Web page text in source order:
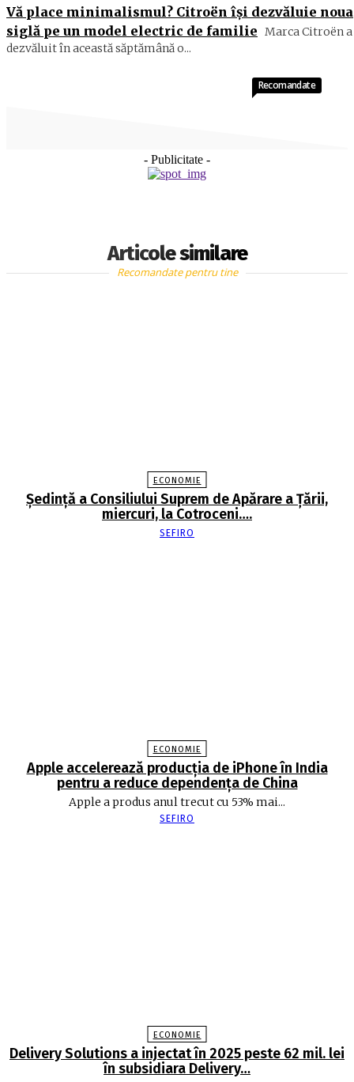
Vă place minimalismul? Citroën își dezvăluie noua
siglă pe un model electric de familie Marca Citroën a
dezvăluit în această săptămână o...
- Publicitate -
Articole similare
Recomandate
Recomandate pentru tine
ECONOMIE
Şedinţă a Consiliului Suprem de Apărare a Ţării,
miercuri, la Cotroceni….
SEFIRO
ECONOMIE
Apple accelerează producția de iPhone în India
pentru a reduce dependența de China
Apple a produs anul trecut cu 53% mai...
SEFIRO
ECONOMIE
Delivery Solutions a injectat în 2025 peste 62 mil. lei
în subsidiara Delivery…